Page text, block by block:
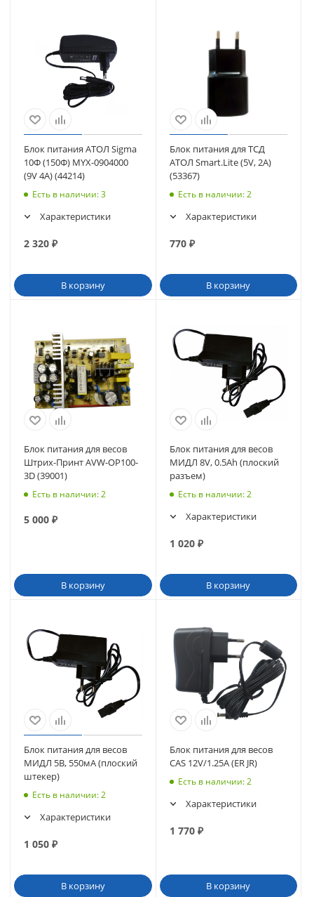
Блок питания АТОЛ Sigma
10Ф (150Ф) MYX-0904000
(9V 4A) (44214)
Есть в наличии: 3
Характеристики
2 320 ₽
В корзину
Блок питания для ТСД
АТОЛ Smart.Lite (5V, 2A)
(53367)
Есть в наличии: 2
Характеристики
770₽
В корзину
Блок питания для весов
Штрих-Принт AVW-OP100-
3D (39001)
Есть в наличии: 2
5 000 ₽
В корзину
Блок питания для весов
МИДЛ 8V, 0.5Аh (плоский
разъем)
Есть в наличии: 2
Характеристики
1 020₽
В корзину
Блок питания для весов
МИДЛ 5В, 550мА (плоский
штекер)
Есть в наличии: 2
Характеристики
1 050 ₽
В корзину
Блок питания для весов
CAS 12V/1.25A (ER JR)
Есть в наличии: 2
Характеристики
1 770₽
В корзину